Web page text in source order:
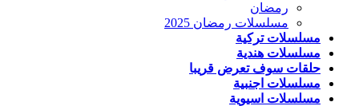
رمضان
مسلسلات رمضان 2025
مسلسلات تركية
مسلسلات هندية
حلقات سوف تعرض قريبا
مسلسلات اجنبية
مسلسلات اسيوية